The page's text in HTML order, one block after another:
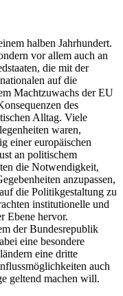
halben Jahrhundert.
vor allem auch an
die mit der
auf die
Machtzuwachs der EU
des
Alltag. Viele
waren,
einer europäischen
an politischem
die Notwendigkeit,
anzupassen,
die Politikgestaltung zu
institutionelle und
Ebene hervor.
der Bundesrepublik
eine besondere
eine dritte
auch
geltend machen will.